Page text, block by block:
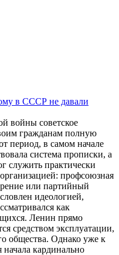
в СССР не давали
войны советское
гражданам полную
период, в самом начале
система прописки, а
служить практически
профсоюзная
или партийный
идеологией,
как
Ленин прямо
средством эксплуатации,
общества. Однако уже к
кардинально